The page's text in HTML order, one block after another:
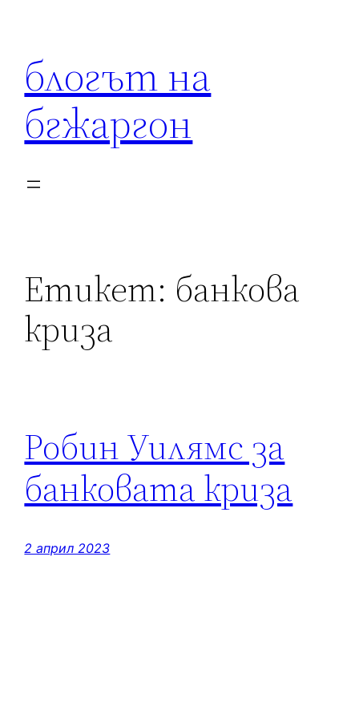
блогът на
бгжаргон
Етикет: банкова
криза
Робин Уилямс за
банковата криза
2 април 2023